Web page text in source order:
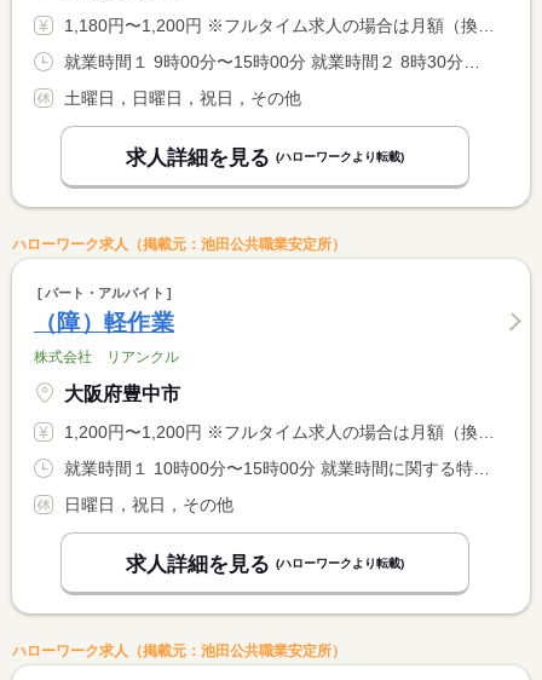
1,180円〜1,200円 ※フルタイム求人の場合は月額（換算額）、パート求人の場合は時間額を表示しています。
就業時間１ 9時00分〜15時00分 就業時間２ 8時30分〜17時00分 又は 8時00分〜17時00分の時間の間の5時間以上 就業時間に関する特記事項 ＊就業時間は応相談
土曜日，日曜日，祝日，その他
求人詳細を見る (ハローワークより転載)
ハローワーク求人（掲載元：池田公共職業安定所）
パート・アルバイト
（障）軽作業
株式会社 リアンクル
大阪府豊中市
1,200円〜1,200円 ※フルタイム求人の場合は月額（換算額）、パート求人の場合は時間額を表示しています。
就業時間１ 10時00分〜15時00分 就業時間に関する特記事項 ＊就業時間・日数については相談のうえ決定します
日曜日，祝日，その他
求人詳細を見る (ハローワークより転載)
ハローワーク求人（掲載元：池田公共職業安定所）